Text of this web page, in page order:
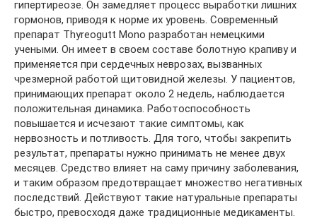
гипертиреозе. Он замедляет процесс выработки лишних
гормонов, приводя к норме их уровень. Современный
препарат Thyreogutt Mono разработан немецкими
учеными. Он имеет в своем составе болотную крапиву и
применяется при сердечных неврозах, вызванных
чрезмерной работой щитовидной железы. У пациентов,
принимающих препарат около 2 недель, наблюдается
положительная динамика. Работоспособность
повышается и исчезают такие симптомы, как
нервозность и потливость. Для того, чтобы закрепить
результат, препараты нужно принимать не менее двух
месяцев. Средство влияет на саму причину заболевания,
и таким образом предотвращает множество негативных
последствий. Действуют такие натуральные препараты
быстро, превосходя даже традиционные медикаменты.